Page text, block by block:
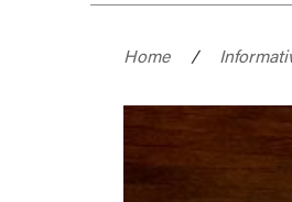
Home /